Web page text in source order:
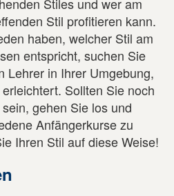
Stiles und wer am
Stil profitieren kann.
haben, welcher Stil am
entspricht, suchen Sie
Lehrer in Ihrer Umgebung,
Sollten Sie noch
gehen Sie los und
Anfängerkurse zu
Ihren Stil auf diese Weise!